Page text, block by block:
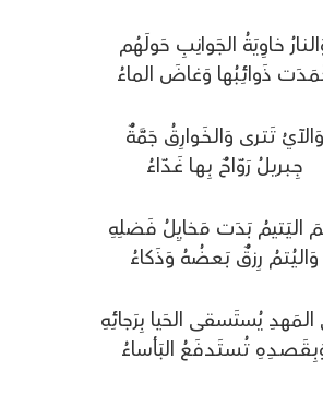
خـاوِيَةُ الجَوانِبِ حَولَهُم
ذَوائِـبُها وَغاضَ الماءُ
وَالآيُ تَـتـرى وَالـخَـوارِقُ جَمَّةٌ
جِــبـريـلُ رَوّاحٌ بِـهـا غَـدّاءُ
الـيَـتيمُ بَدَت مَخايِلُ فَضلِهِ
وَالـيُـتـمُ رِزقٌ بَـعـضُهُ وَذَكاءُ
الـمَهدِ يُستَسقى الحَيا بِرَجائِهِ
تُـسـتَـدفَعُ البَأساءُ